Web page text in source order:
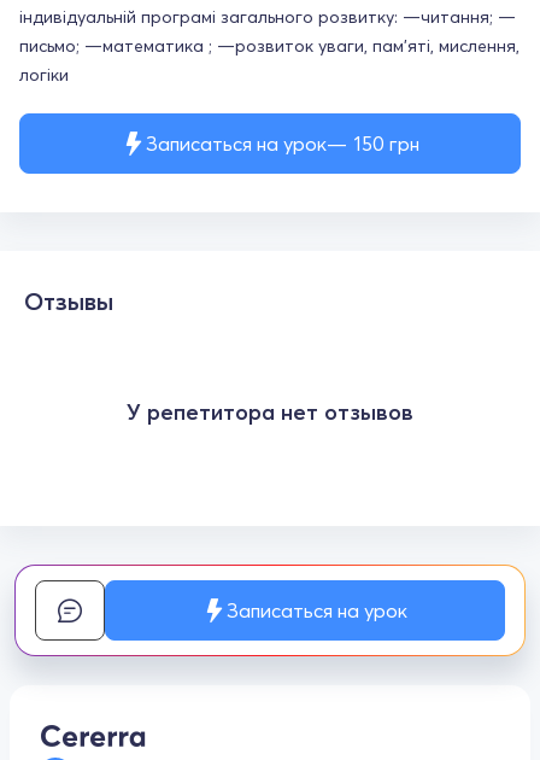
Записаться на урок 150 грн
індивідуальній програмі загального розвитку: —читання; —
письмо; —математика ; —розвиток уваги, пам’яті, мислення,
логіки
Отзывы
У репетитора нет отзывов
Записаться на урок